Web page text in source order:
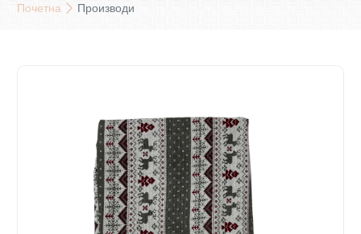
Почетна Производи